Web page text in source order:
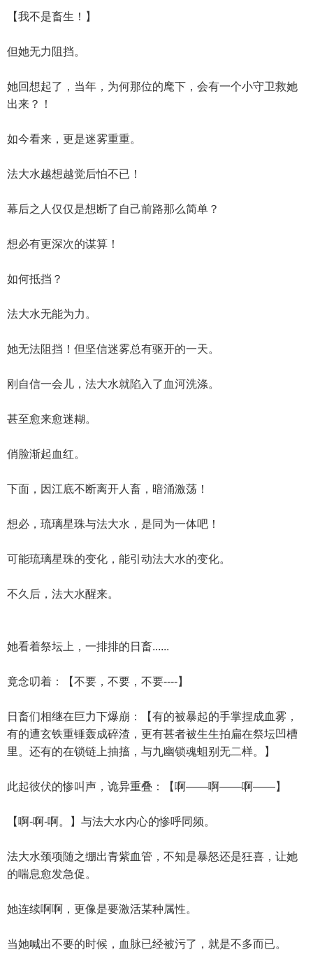
【我不是畜生！】
但她无力阻挡。
她回想起了，当年，为何那位的麾下，会有一个小守卫救她
出来？！
如今看来，更是迷雾重重。
法大水越想越觉后怕不已！
幕后之人仅仅是想断了自己前路那么简单？
想必有更深次的谋算！
如何抵挡？
法大水无能为力。
她无法阻挡！但坚信迷雾总有驱开的一天。
刚自信一会儿，法大水就陷入了血河洗涤。
甚至愈来愈迷糊。
俏脸渐起血红。
下面，因江底不断离开人畜，暗涌激荡！
想必，琉璃星珠与法大水，是同为一体吧！
可能琉璃星珠的变化，能引动法大水的变化。
不久后，法大水醒来。
她看着祭坛上，一排排的日畜......
竟念叨着：【不要，不要，不要----】
日畜们相继在巨力下爆崩：【有的被暴起的手掌捏成血雾，
有的遭玄铁重锤轰成碎渣，更有甚者被生生拍扁在祭坛凹槽
里。还有的在锁链上抽搐，与九幽锁魂蛆别无二样。】
此起彼伏的惨叫声，诡异重叠：【啊——啊——啊——】
【啊-啊-啊。】与法大水内心的惨呼同频。
法大水颈项随之绷出青紫血管，不知是暴怒还是狂喜，让她
的喘息愈发急促。
她连续啊啊，更像是要激活某种属性。
当她喊出不要的时候，血脉已经被污了，就是不多而已。